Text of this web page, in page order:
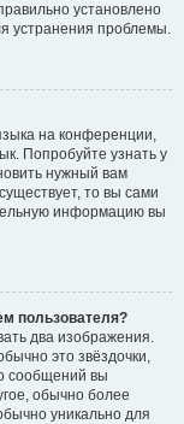
установлено
устранения проблемы.
на конференции,
Попробуйте узнать у
нужный вам
то вы сами
информацию вы
пользователя?
два изображения.
это звёздочки,
сообщений вы
обычно более
уникально для